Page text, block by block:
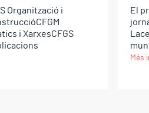
Organització i
i XarxesCFGS
El
Més